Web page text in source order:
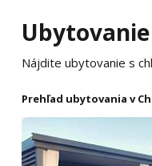
Nájdite ubytovanie s
Prehľad ubytovania v